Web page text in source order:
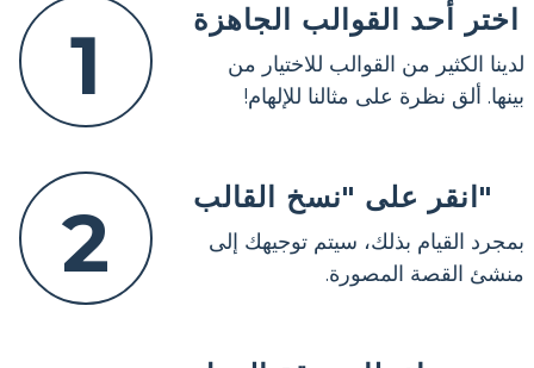
1 اختر أحد القوالب الجاهزة
لدينا الكثير من القوالب للاختيار من
بينها. ألق نظرة على مثالنا للإلهام!
2 انقر على "نسخ القالب"
بمجرد القيام بذلك، سيتم توجيهك إلى
منشئ القصة المصورة.